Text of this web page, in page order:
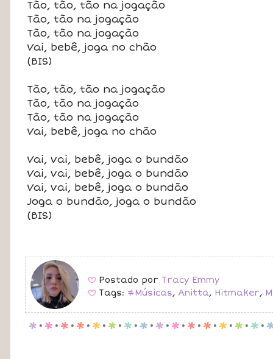
Tão, tão, tão na jogação
Tão, tão na jogação
Tão, tão na jogação
Vai, bebê, joga no chão
(BIS)
Tão, tão, tão na jogação
Tão, tão na jogação
Tão, tão na jogação
Vai, bebê, joga no chão
Vai, vai, bebê, joga o bundão
Vai, vai, bebê, joga o bundão
Vai, vai, bebê, joga o bundão
Joga o bundão, joga o bundão
(BIS)
B Postado por Tracy Emmy
B Tags: #Músicas, Anitta, Hitmaker,
p . p . p . p . p . p . p . p . p . p . p . p . p . p . p .